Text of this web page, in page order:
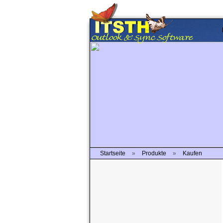
Startseite » Produkte » Kaufen